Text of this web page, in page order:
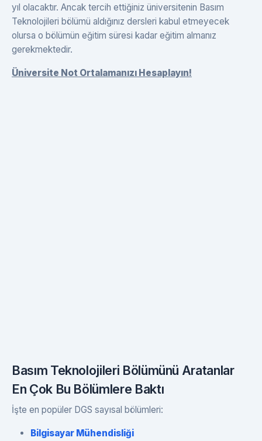
yıl olacaktır. Ancak tercih ettiğiniz üniversitenin Basım
Teknolojileri bölümü aldığınız dersleri kabul etmeyecek
olursa o bölümün eğitim süresi kadar eğitim almanız
gerekmektedir.
Üniversite Not Ortalamanızı Hesaplayın!
Basım Teknolojileri Bölümünü Aratanlar
En Çok Bu Bölümlere Baktı
İşte en popüler DGS sayısal bölümleri:
Bilgisayar Mühendisliği